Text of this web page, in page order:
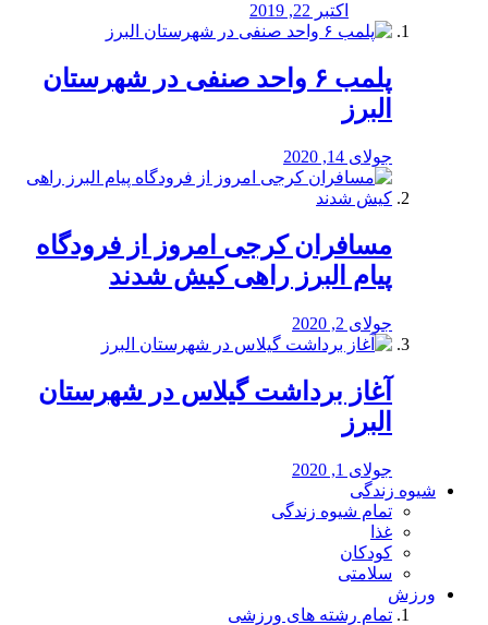
اکتبر 22, 2019
پلمب ۶ واحد صنفی در شهرستان
البرز
جولای 14, 2020
مسافران کرجی امروز از فرودگاه
پیام البرز راهی کیش شدند
جولای 2, 2020
آغاز برداشت گیلاس در شهرستان
البرز
جولای 1, 2020
شیوه زندگی
تمام شیوه زندگی
غذا
کودکان
سلامتی
ورزش
تمام رشته های ورزشی